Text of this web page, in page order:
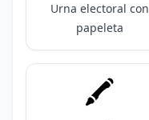
Urna electoral con
papeleta
🖍️